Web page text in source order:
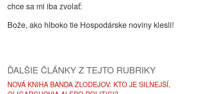
chce sa mi iba zvolať:
Bože, ako hlboko tie Hospodárske noviny klesli!
ĎALŠIE ČLÁNKY Z TEJTO RUBRIKY
NOVÁ KNIHA BANDA ZLODEJOV: KTO JE SILNEJŠÍ,